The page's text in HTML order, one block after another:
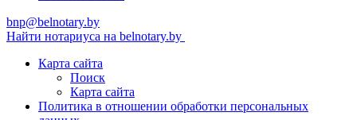
bnp@belnotary.by
Найти нотариуса на belnotary.by
Карта сайта
Поиск
Карта сайта
Политика в отношении обработки персональных